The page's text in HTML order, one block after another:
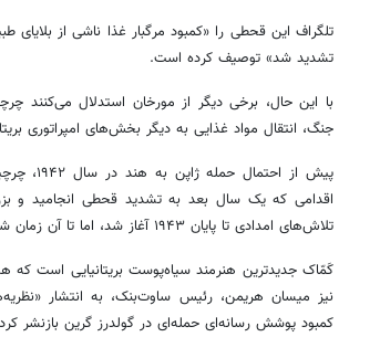
تلگراف این قحطی را «کمبود مرگبار غذا ناشی از
تشدید شد» توصیف کرده است.
با این حال، برخی دیگر از مورخان استدلال می‌کنند
جنگ، انتقال مواد غذایی به دیگر بخش‌های امپراتوری
پیش از
اقدامی که یک سال بعد به تشدید قحطی انجامید و
تلاش‌های امدادی تا پایان ۱۹۴۳ آغاز شد، اما تا آن زمان شمار قربانیان بسیار بالا رفته بود.
کَمّاک جدیدترین هنرمند سیاه‌پوست بریتانیایی است
نیز میسان هریمن، رئیس ساوت‌بنک، به انتشار
کمبود پوشش رسانه‌ای حمله‌ای در گولدرز گرین بازنشر